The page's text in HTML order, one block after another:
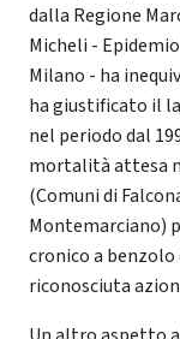
dalla Regione
Micheli -
Milano - ha
ha giustificato il
nel periodo dal
mortalità attesa
(Comuni di
Montemarciano)
cronico a
riconosciuta